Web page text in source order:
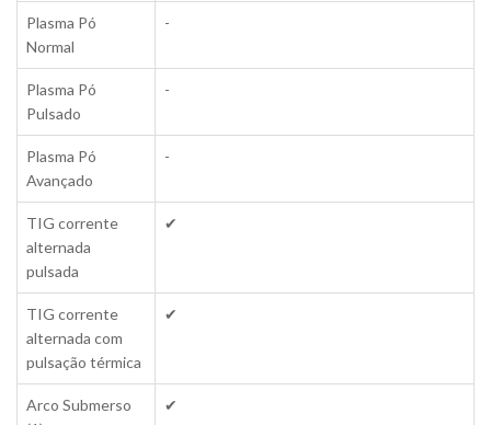
Plasma Pó
Normal
-
Plasma Pó
Pulsado
-
Plasma Pó
Avançado
-
TIG corrente
alternada
pulsada
✔
TIG corrente
alternada com
pulsação térmica
✔
Arco Submerso
✔